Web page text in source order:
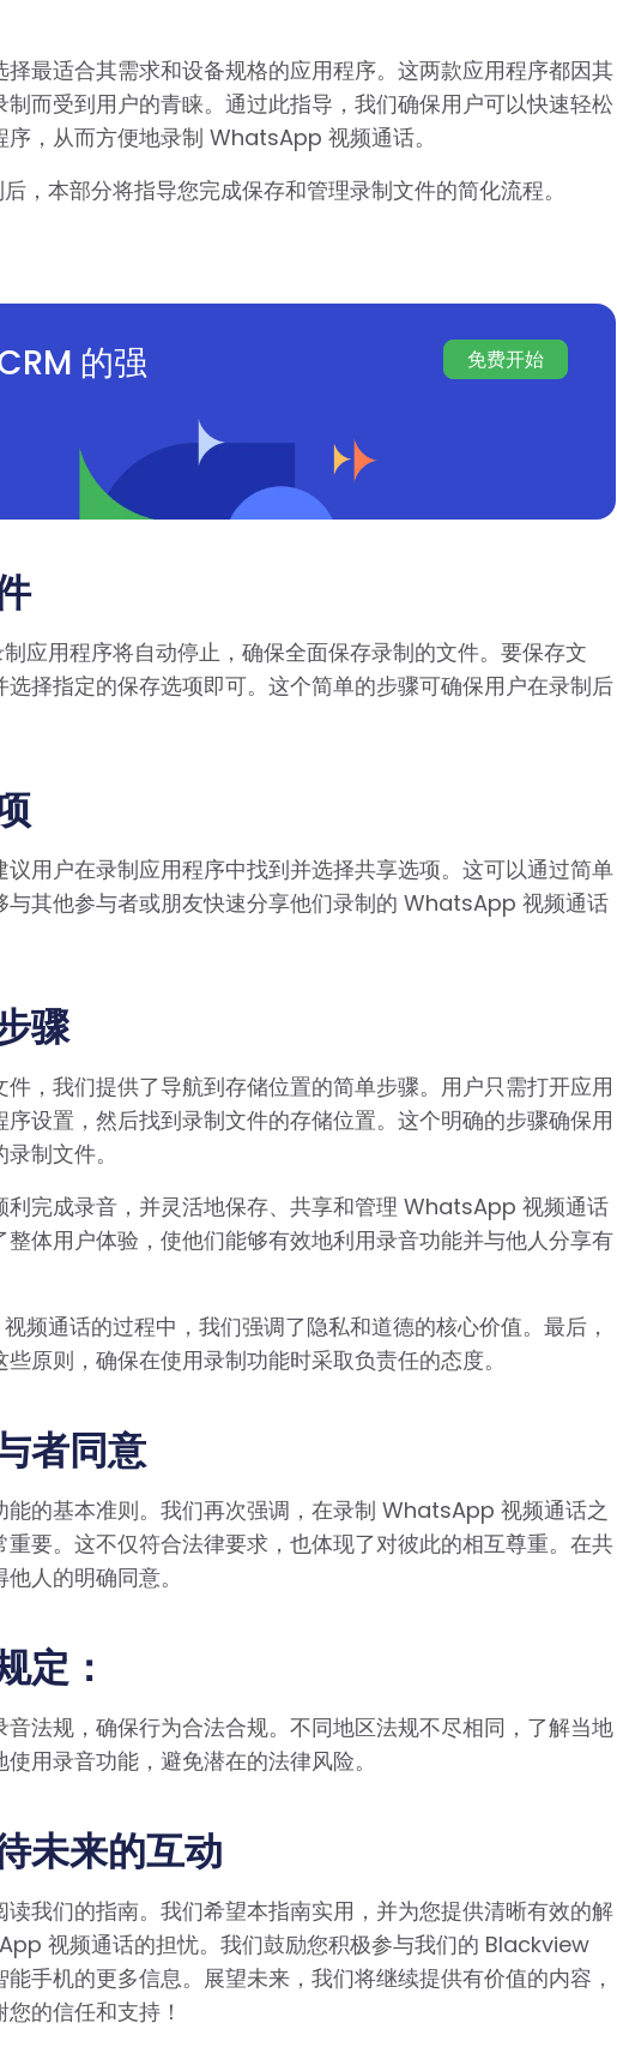
最适合其需求和设备规格的应用程序。这两款应用程序都因其
而受到用户的青睐。通过此指导，我们确保用户可以快速轻松
，从而方便地录制 WhatsApp 视频通话。
，本部分将指导您完成保存和管理录制文件的简化流程。
的强
免费开始
应用程序将自动停止，确保全面保存录制的文件。要保存文
择指定的保存选项即可。这个简单的步骤可确保用户在录制后
用户在录制应用程序中找到并选择共享选项。这可以通过简单
与其他参与者或朋友快速分享他们录制的 WhatsApp 视频通话
骤
，我们提供了导航到存储位置的简单步骤。用户只需打开应用
设置，然后找到录制文件的存储位置。这个明确的步骤确保用
制文件。
利完成录音，并灵活地保存、共享和管理 WhatsApp 视频通话
体用户体验，使他们能够有效地利用录音功能并与他人分享有
频通话的过程中，我们强调了隐私和道德的核心价值。最后，
原则，确保在使用录制功能时采取负责任的态度。
者同意
能的基本准则。我们再次强调，在录制 WhatsApp 视频通话之
要。这不仅符合法律要求，也体现了对彼此的相互尊重。在共
人的明确同意。
定：
法规，确保行为合法合规。不同地区法规不尽相同，了解当地
用录音功能，避免潜在的法律风险。
未来的互动
我们的指南。我们希望本指南实用，并为您提供清晰有效的解
视频通话的担忧。我们鼓励您积极参与我们的 Blackview
手机的更多信息。展望未来，我们将继续提供有价值的内容，
的信任和支持！